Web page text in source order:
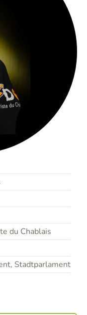
du Chablais
Stadtparlament